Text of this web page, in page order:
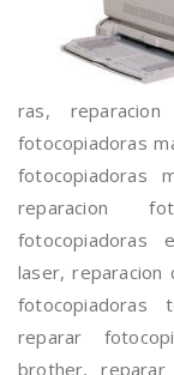
ras, reparacion
fotocopiadoras
fotocopiadoras
reparacion
fotocopiadoras
laser, reparacion
fotocopiadoras
reparar
brother, reparar